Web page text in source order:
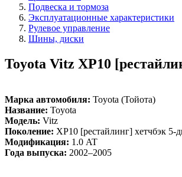
Подвеска и тормоза
Эксплуатационные характеристики
Рулевое управление
Шины, диски
Toyota Vitz XP10
Марка автомобиля: Toyota (Тойота)
Название: Toyota
Модель: Vitz
Поколение: XP10 [рестайлинг] хетчбэк 5-
Модификация: 1.0 AT
Года выпуска: 2002–2005